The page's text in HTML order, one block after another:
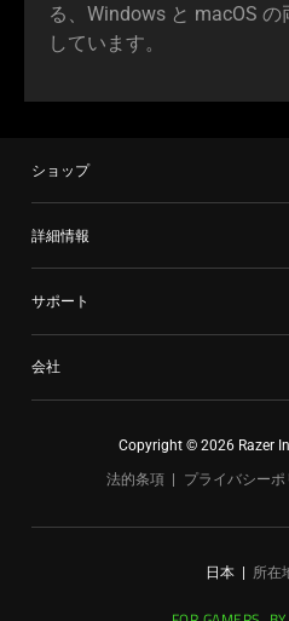
る、Windows と macOS
してい ます。
ショップ
詳細情報
サポート
会社
Copyright © 2026 Razer
法的条項
プライバシーポ
日本 所在